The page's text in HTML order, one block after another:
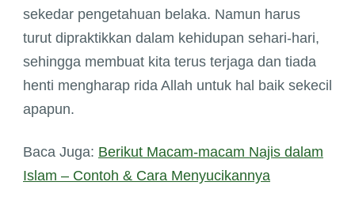
sekedar pengetahuan belaka. Namun harus
turut dipraktikkan dalam kehidupan sehari-hari,
sehingga membuat kita terus terjaga dan tiada
henti mengharap rida Allah untuk hal baik sekecil
apapun.
Baca Juga: Berikut Macam-macam Najis dalam
Islam – Contoh & Cara Menyucikannya